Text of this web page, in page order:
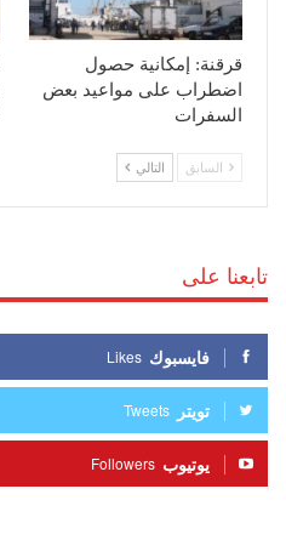
قرقنة: إمكانية حصول
اضطراب على مواعيد بعض
السفرات
السابق التالي
تابعنا على
فايسبوك Likes
تويتر Tweets
يوتيوب Followers